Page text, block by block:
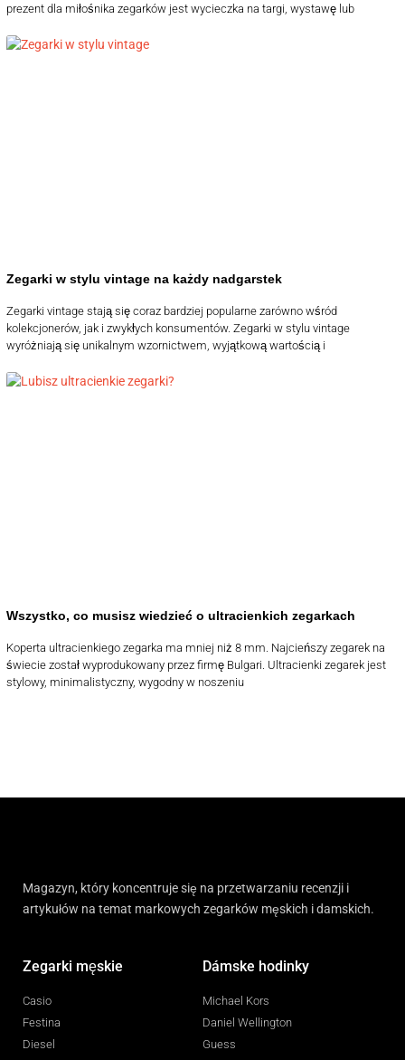
prezent dla miłośnika zegarków jest wycieczka na targi, wystawę lub
Zegarki w stylu vintage na każdy nadgarstek
Zegarki vintage stają się coraz bardziej popularne zarówno wśród
kolekcjonerów, jak i zwykłych konsumentów. Zegarki w stylu vintage
wyróżniają się unikalnym wzornictwem, wyjątkową wartością i
Wszystko, co musisz wiedzieć o ultracienkich zegarkach
Koperta ultracienkiego zegarka ma mniej niż 8 mm. Najcieńszy zegarek na
świecie został wyprodukowany przez firmę Bulgari. Ultracienki zegarek jest
stylowy, minimalistyczny, wygodny w noszeniu
Magazyn, który koncentruje się na przetwarzaniu recenzji i
artykułów na temat markowych zegarków męskich i damskich.
Zegarki męskie
Casio
Festina
Diesel
Dámske hodinky
Michael Kors
Daniel Wellington
Guess